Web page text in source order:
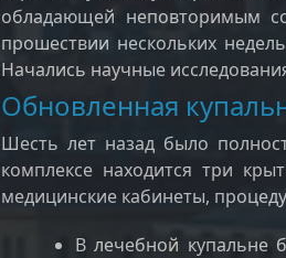
обладающей неповторимым
прошествии нескольких
Начались научные
Обновленная
Шесть лет назад было
комплексе находится три
медицинские кабинеты,
В лечебной купальне